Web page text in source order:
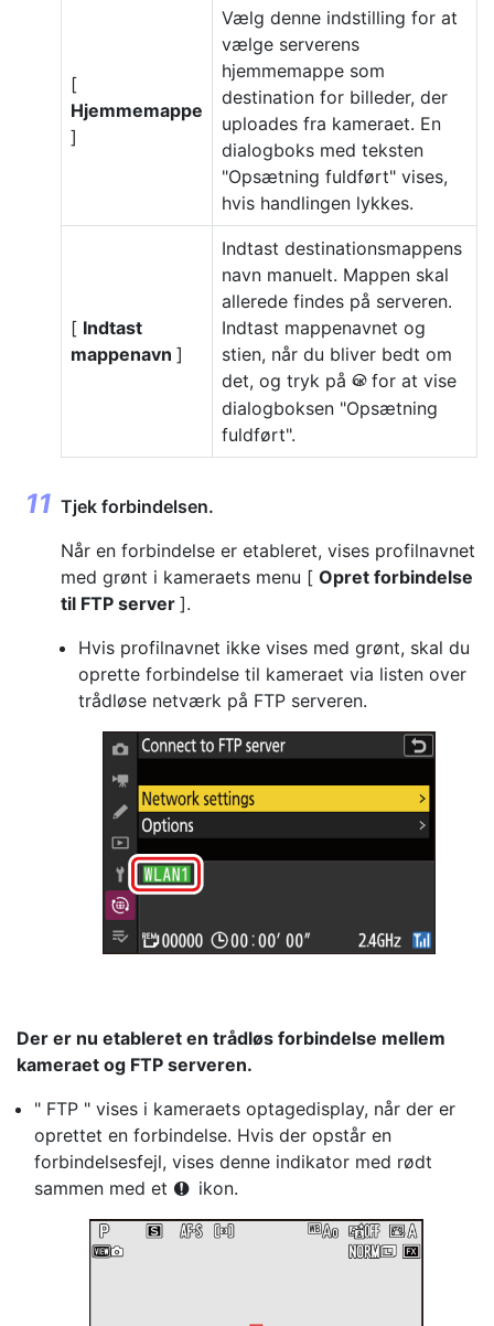
[
Hjemmemappe
]
Vælg denne indstilling for at
vælge serverens
hjemmemappe som
destination for billeder, der
uploades fra kameraet. En
dialogboks med teksten
"Opsætning fuldført" vises,
hvis handlingen lykkes.
[ Indtast
mappenavn ]
Indtast destinationsmappens
navn manuelt. Mappen skal
allerede findes på serveren.
Indtast mappenavnet og
stien, når du bliver bedt om
det, og tryk på J for at vise
dialogboksen "Opsætning
fuldført".
Tjek forbindelsen.
Når en forbindelse er etableret, vises profilnavnet
med grønt i kameraets menu [ Opret forbindelse
til FTP server ].
Hvis profilnavnet ikke vises med grønt, skal du
oprette forbindelse til kameraet via listen over
trådløse netværk på FTP serveren.
Der er nu etableret en trådløs forbindelse mellem
kameraet og FTP serveren.
" FTP " vises i kameraets optagedisplay, når der er
oprettet en forbindelse. Hvis der opstår en
forbindelsesfejl, vises denne indikator med rødt
sammen med et C ikon.